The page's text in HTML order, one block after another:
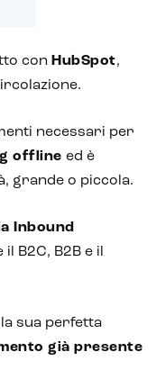
con HubSpot,
necessari per
offline ed è
grande o piccola.
Inbound
B2C, B2B e il
sua perfetta
già presente